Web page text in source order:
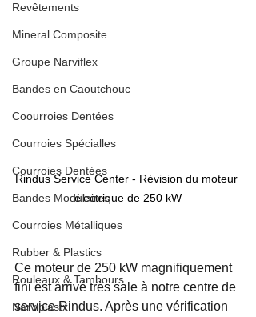
Revêtements
Mineral Composite
Groupe Narviflex
Bandes en Caoutchouc
Coourroies Dentées
Courroies Spécialles
Courroies Dentées
Bandes Modulaires
Courroies Métalliques
Rubber & Plastics
Rouleaux & Tambours
Narviplastx
Rindus Service Center - Révision du moteur
électrique de 250 kW
Ce moteur de 250 kW magnifiquement
fini est arrivé très sale à notre centre de
service Rindus. Après une vérification